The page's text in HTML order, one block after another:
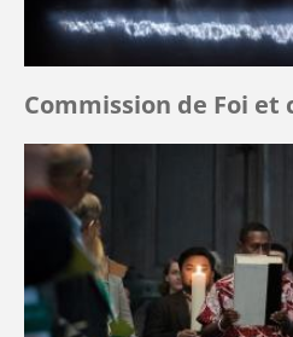
Commission de Foi